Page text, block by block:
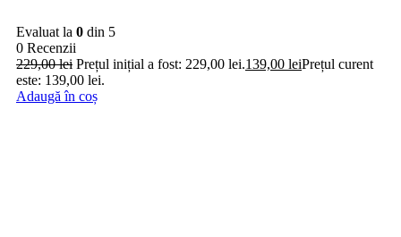
Evaluat la 0 din 5
0 Recenzii
229,00lei Prețul inițial a fost: 229,00 lei.139,00 leiPrețul curent
este: 139,00 lei.
Adaugă în coș